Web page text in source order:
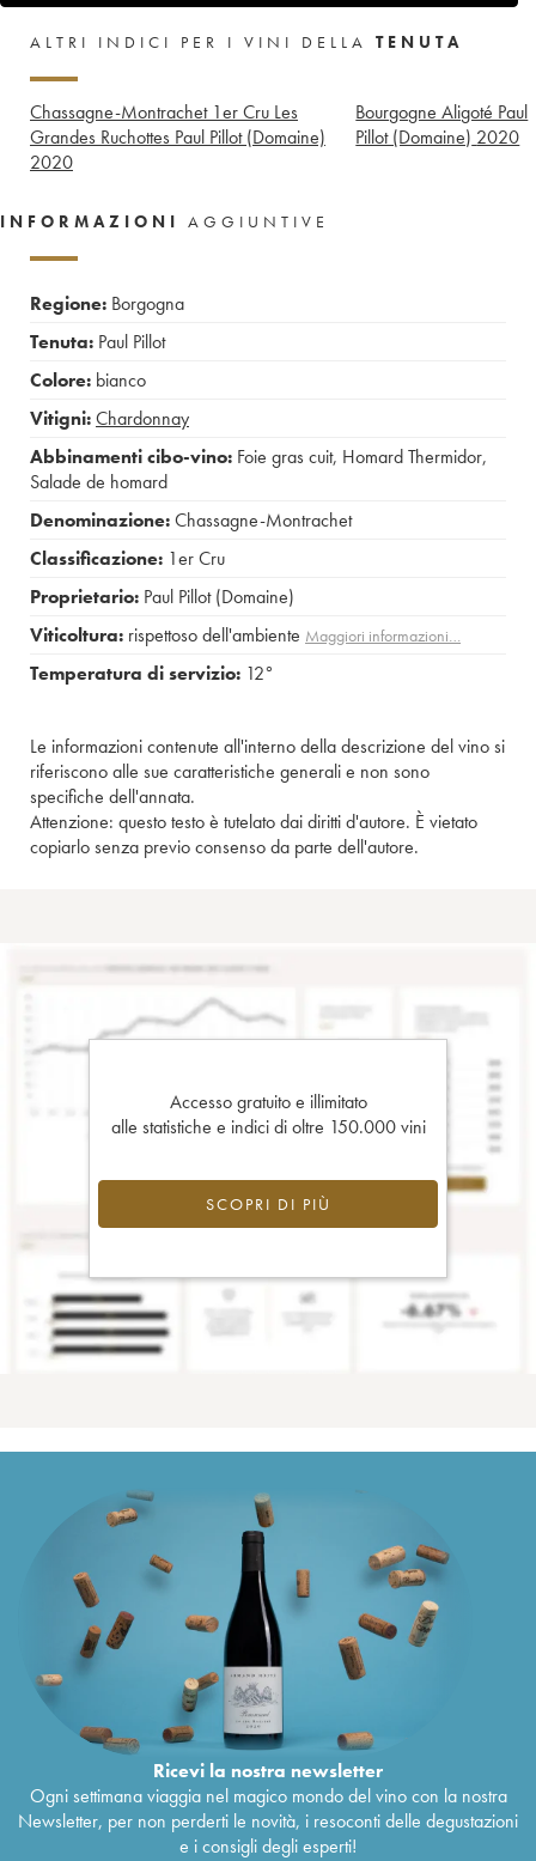
ALTRI INDICI PER I VINI DELLA TENUTA
Chassagne-Montrachet 1er Cru Les
Grandes Ruchottes Paul Pillot (Domaine)
2020
Bourgogne Aligoté Paul
Pillot (Domaine) 2020
INFORMAZIONI AGGIUNTIVE
Regione: Borgogna
Tenuta: Paul Pillot
Colore: bianco
Vitigni:Chardonnay
Abbinamenti cibo-vino: Foie gras cuit, Homard Thermidor,
Salade de homard
Denominazione:Chassagne-Montrachet
Classificazione: 1er Cru
Proprietario: Paul Pillot (Domaine)
Viticoltura: rispettoso dell'ambiente Maggiori informazioni…
Temperatura di servizio: 12°
Le informazioni contenute all'interno della descrizione del vino si
riferiscono alle sue caratteristiche generali e non sono
specifiche dell'annata.
Attenzione: questo testo è tutelato dai diritti d'autore. È vietato
copiarlo senza previo consenso da parte dell'autore.
Accesso gratuito e illimitato
alle statistiche e indici di oltre 150.000 vini
SCOPRI DI PIÙ
Ricevi la nostra newsletter
Ogni settimana viaggia nel magico mondo del vino con la nostra
Newsletter, per non perderti le novità, i resoconti delle degustazioni
e i consigli degli esperti!